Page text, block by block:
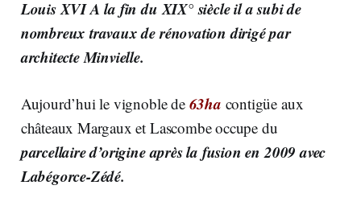
Louis XVI A la fin du XIX° siècle il a subi de
nombreux travaux de rénovation dirigé par
architecte Minvielle.
Aujourd’hui le vignoble de63ha contigüe aux
châteaux Margaux et Lascombe occupe du
parcellaire d’origine après la fusion en 2009 avec
Labégorce-Zédé.